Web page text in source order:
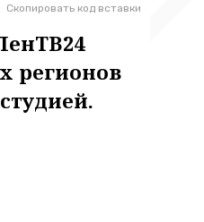
Скопировать код вставки
регионов